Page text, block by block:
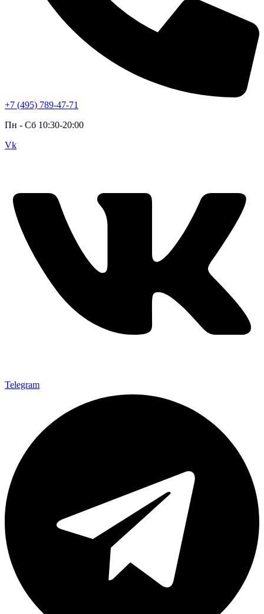
+7 (495) 789-47-71
Пн - Cб 10:30-20:00
Vk
Telegram